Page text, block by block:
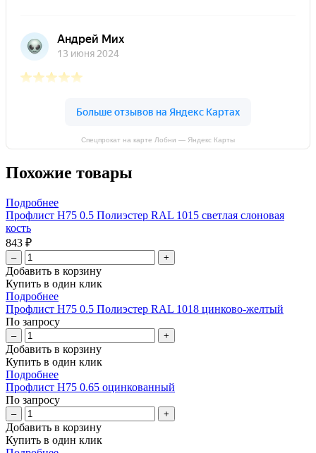
Спецпрокат на карте Лобни — Яндекс Карты
Похожие товары
Подробнее
Профлист Н75 0.5 Полиэстер RAL 1015 светлая слоновая
кость
843 ₽
– +
Добавить в корзину
Купить в один клик
Подробнее
Профлист Н75 0.5 Полиэстер RAL 1018 цинково-желтый
По запросу
– +
Добавить в корзину
Купить в один клик
Подробнее
Профлист Н75 0.65 оцинкованный
По запросу
– +
Добавить в корзину
Купить в один клик